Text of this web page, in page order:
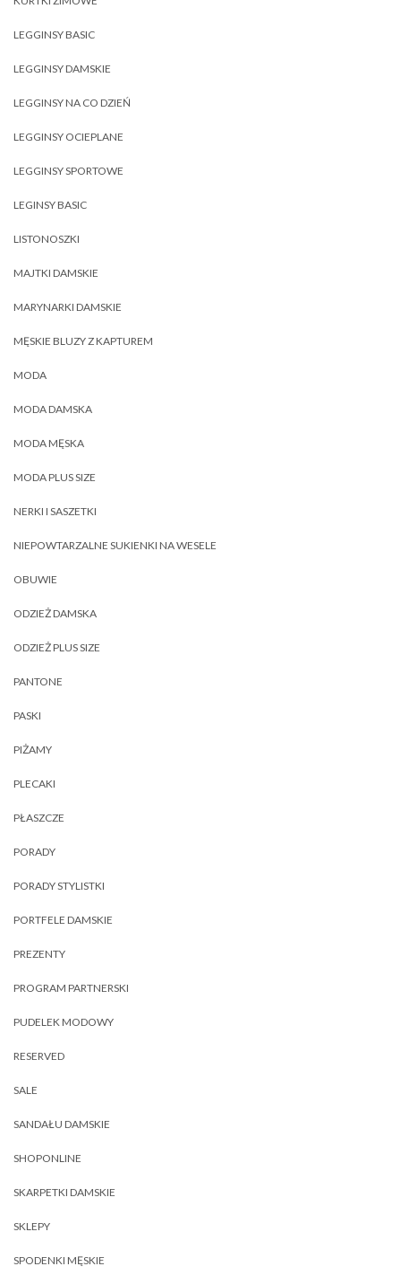
LEGGINSY BASIC
LEGGINSY DAMSKIE
LEGGINSY NA CO DZIEŃ
LEGGINSY OCIEPLANE
LEGGINSY SPORTOWE
LEGINSY BASIC
LISTONOSZKI
MAJTKI DAMSKIE
MARYNARKI DAMSKIE
MĘSKIE BLUZY Z KAPTUREM
MODA
MODA DAMSKA
MODA MĘSKA
MODA PLUS SIZE
NERKI I SASZETKI
NIEPOWTARZALNE SUKIENKI NA WESELE
OBUWIE
ODZIEŻ DAMSKA
ODZIEŻ PLUS SIZE
PANTONE
PASKI
PIŻAMY
PLECAKI
PŁASZCZE
PORADY
PORADY STYLISTKI
PORTFELE DAMSKIE
PREZENTY
PROGRAM PARTNERSKI
PUDELEK MODOWY
RESERVED
SALE
SANDAŁU DAMSKIE
SHOPONLINE
SKARPETKI DAMSKIE
SKLEPY
SPODENKI MĘSKIE